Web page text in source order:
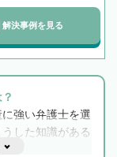
解決事例を見る
強い弁護士を選
した知識がある
進み、トラブル